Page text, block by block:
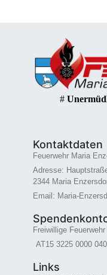
#
Kontaktdaten
Feuerwehr Maria
Adresse:
2344 Maria
Email: Maria-
Freiwillige
AT15 3225 0000
Links